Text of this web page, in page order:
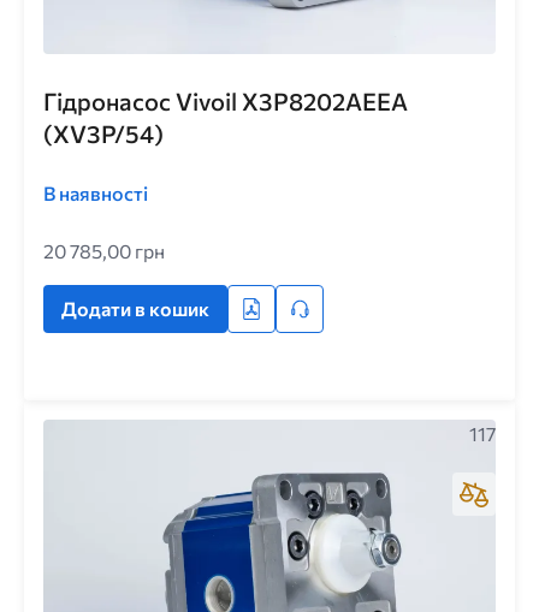
Гідронасос Vivoil X3P8202AEEA
(XV3P/54)
В наявності
20 785,00 грн
Додати в кошик
117